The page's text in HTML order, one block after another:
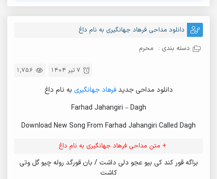
دانلود مداحی فرهاد جهانگیری به نام داغ
دسته بندی : محرم
1,756 7 تیر 1404
دانلود مداحی جدیدفرهاد جهانگیری به نام داغ
Farhad Jahangiri – Dagh
Download New Song From Farhad Jahangiri Called Dagh
+ متن مداحی فرهاد جهانگیری به نام داغ
براگه قور کند کی بیو عجو دلی داشت / بان قورگد روله چیو گل وتی
کاشت